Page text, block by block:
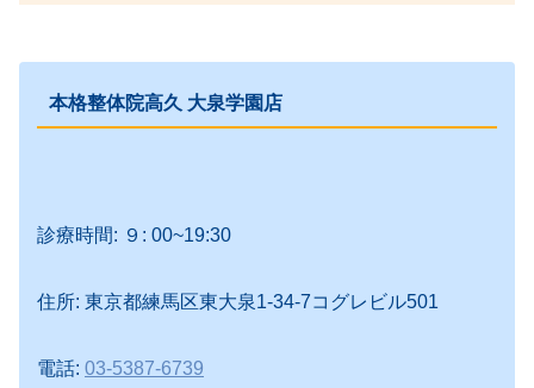
本格整体院高久 大泉学園店
診療時間: ９: 00~19:30
住所: 東京都練馬区東大泉1-34-7コグレビル501
電話: 03-5387-6739